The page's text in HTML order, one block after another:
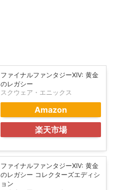
ファイナルファンタジーXIV: 黄金
のレガシー
スクウェア・エニックス
Amazon
楽天市場
ファイナルファンタジーXIV: 黄金
のレガシー コレクターズエディシ
ョン